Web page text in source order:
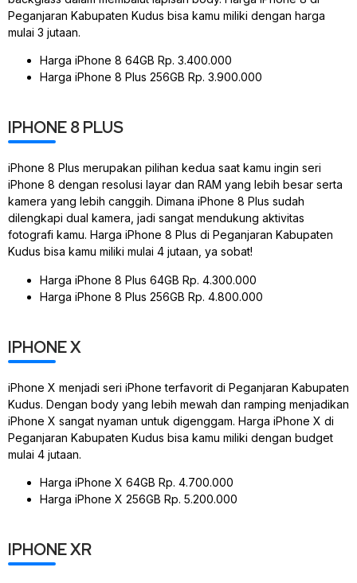
Peganjaran Kabupaten Kudus bisa kamu miliki dengan harga
mulai 3 jutaan.
Harga iPhone 8 64GB Rp. 3.400.000
Harga iPhone 8 Plus 256GB Rp. 3.900.000
IPHONE 8 PLUS
iPhone 8 Plus merupakan pilihan kedua saat kamu ingin seri
iPhone 8 dengan resolusi layar dan RAM yang lebih besar serta
kamera yang lebih canggih. Dimana iPhone 8 Plus sudah
dilengkapi dual kamera, jadi sangat mendukung aktivitas
fotografi kamu. Harga iPhone 8 Plus di Peganjaran Kabupaten
Kudus bisa kamu miliki mulai 4 jutaan, ya sobat!
Harga iPhone 8 Plus 64GB Rp. 4.300.000
Harga iPhone 8 Plus 256GB Rp. 4.800.000
IPHONE X
iPhone X menjadi seri iPhone terfavorit di Peganjaran Kabupaten
Kudus. Dengan body yang lebih mewah dan ramping menjadikan
iPhone X sangat nyaman untuk digenggam. Harga iPhone X di
Peganjaran Kabupaten Kudus bisa kamu miliki dengan budget
mulai 4 jutaan.
Harga iPhone X 64GB Rp. 4.700.000
Harga iPhone X 256GB Rp. 5.200.000
IPHONE XR